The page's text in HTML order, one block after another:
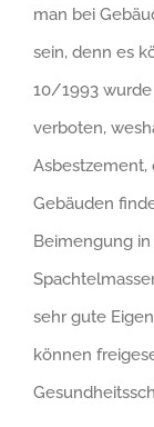
man bei
sein, denn es
10/1993
verboten,
Asbestzement,
Gebäuden
Beimengung
sehr gute
können